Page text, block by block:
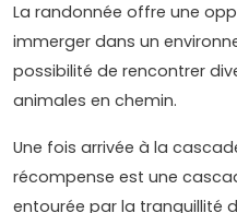
La randonnée offre une
immerger dans un
possibilité de rencontrer
animales en chemin.
Une fois arrivée à la
récompense est une
entourée par la tranquillité